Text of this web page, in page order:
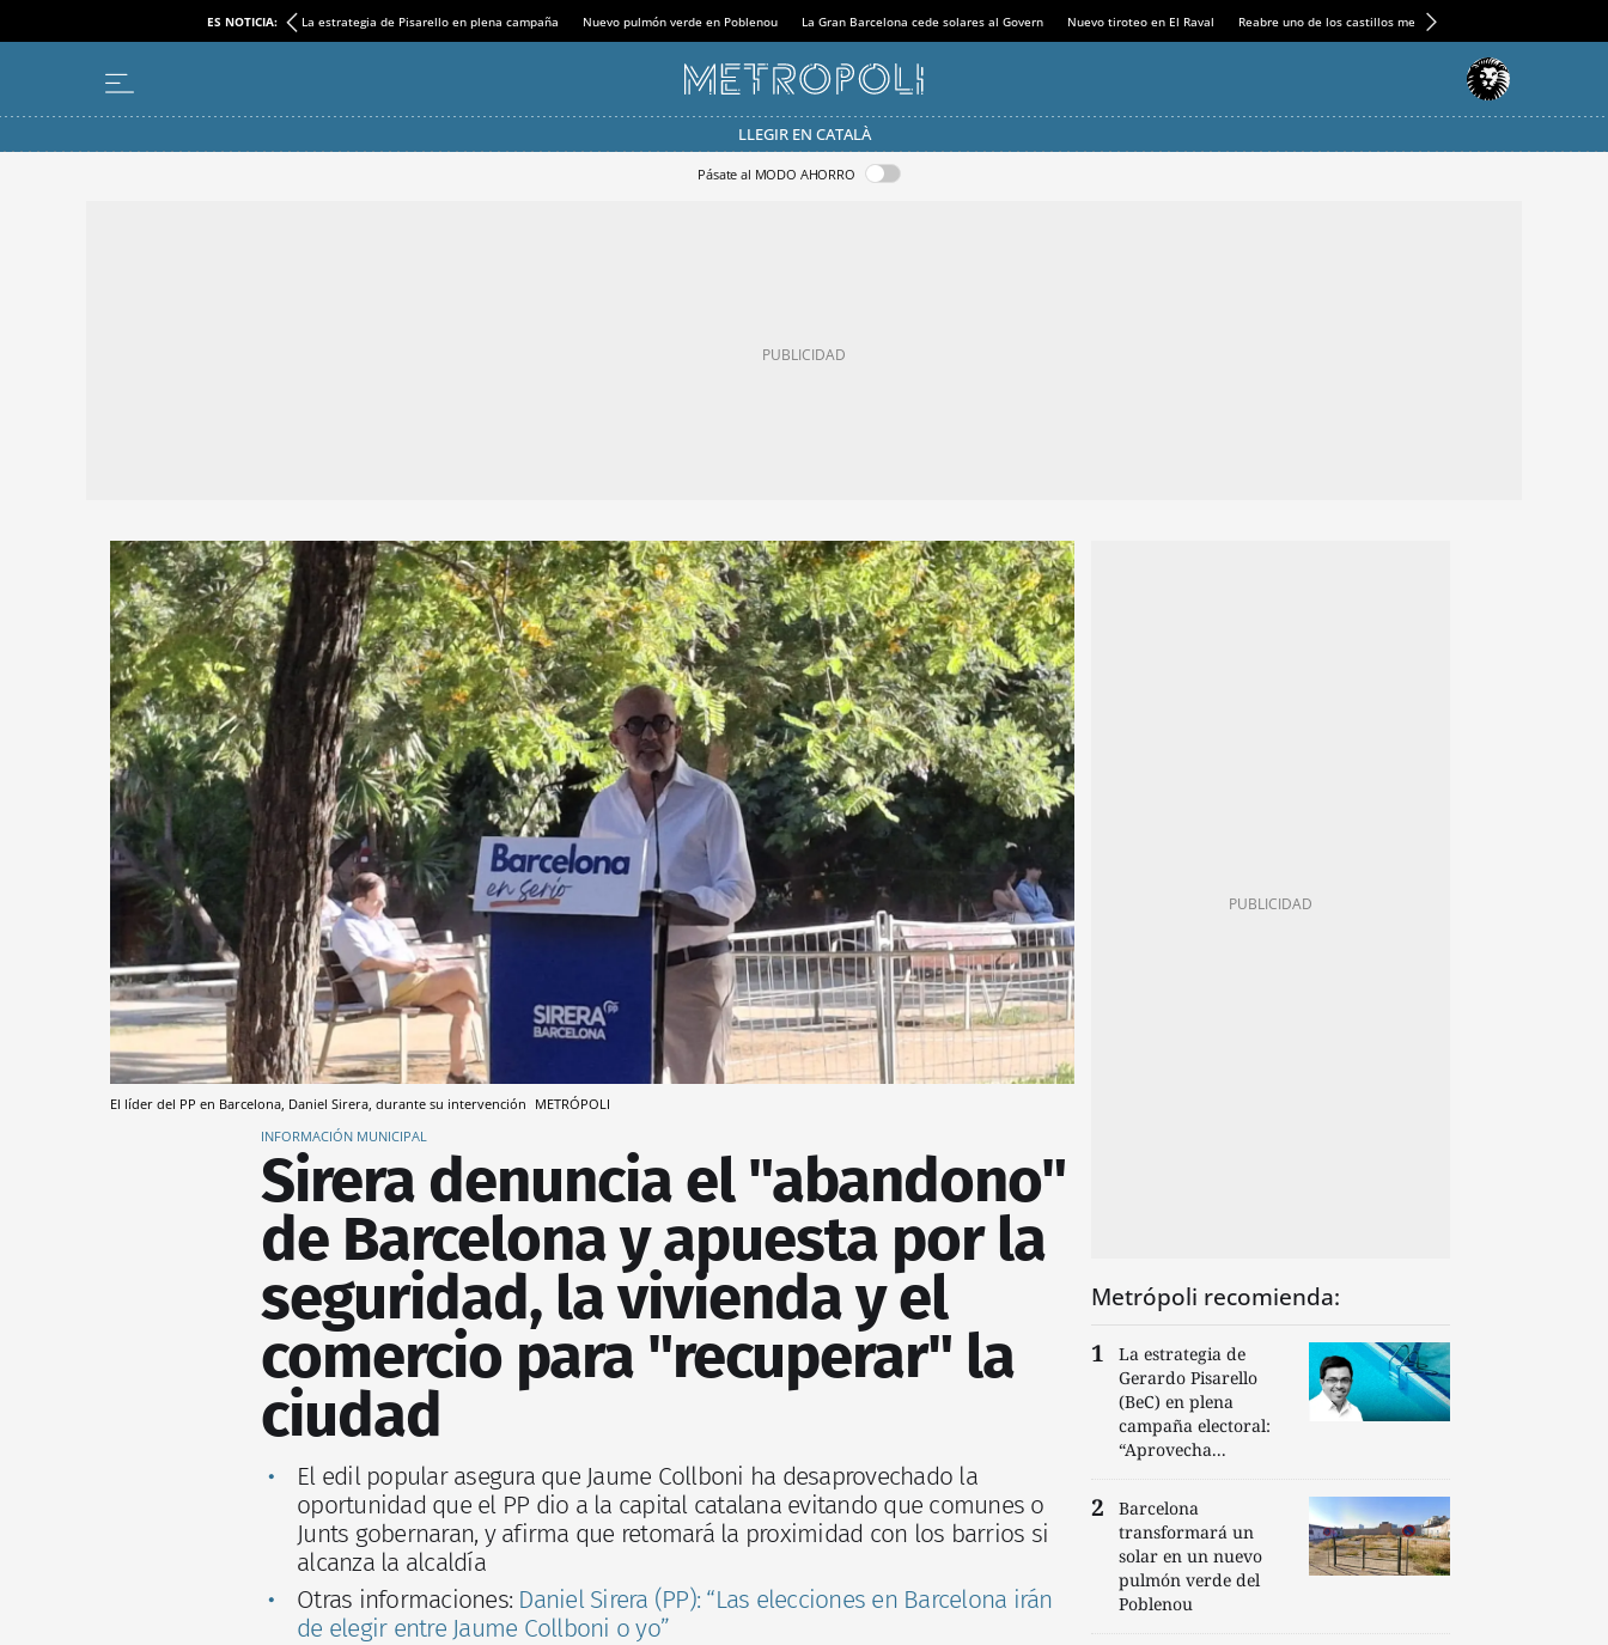
ES NOTICIA: La estrategia de Pisarello en plena campaña Nuevo pulmón verde en Poblenou La Gran Barcelona cede solares al Govern Nuevo tiroteo en El Raval Reabre uno de los castillos medievales más espectaculares
LLEGIR EN CATALÀ
Pásate al MODO AHORRO
El líder del PP en Barcelona, Daniel Sirera, durante su intervención METRÓPOLI
INFORMACIÓN MUNICIPAL
Sirera denuncia el "abandono"
de Barcelona y apuesta por la
seguridad, la vivienda y el
comercio para "recuperar" la
ciudad
El edil popular asegura que Jaume Collboni ha desaprovechado la
oportunidad que el PP dio a la capital catalana evitando que comunes o
Junts gobernaran, y afirma que retomará la proximidad con los barrios si
alcanza la alcaldía
Otras informaciones: Daniel Sirera (PP): “Las elecciones en Barcelona irán
de elegir entre Jaume Collboni o yo”
Metrópoli recomienda:
La estrategia de
Gerardo Pisarello
(BeC) en plena
campaña electoral:
“Aprovecha...
Barcelona
transformará un
solar en un nuevo
pulmón verde del
Poblenou